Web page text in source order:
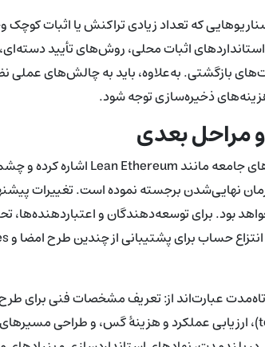
که تعداد زیادی تراکنش یا اثبات
اثبات محلی، روش‌های تأیید
بازگشتی. به‌علاوه، باید به چالش‌های عملی
ذخیره‌سازی توجه شود.
مراحل بعدی
نهایی‌شدن برجسته نموده است. تغییرات
بود. برای توسعه‌دهندگان و اعتباردهنده‌ها،
عبارت‌اند از: تعریف مشخصات فنی برای